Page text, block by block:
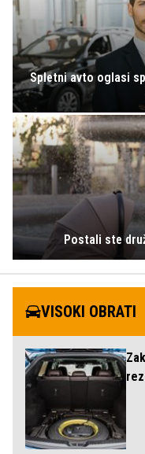
Spletni avto oglasi
Postali ste
VISOKI OBRATI